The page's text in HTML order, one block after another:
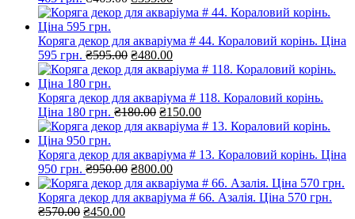
ціна:
ціна:
Коряга декор для акваріума # 44. Кораловий корінь. Ціна
595 грн. ₴595.00 Оригінальна
ціна:
₴480.00Поточна
ціна:
Коряга декор для акваріума # 118. Кораловий корінь.
Ціна 180 грн. ₴180.00 Оригінальна
ціна:
₴150.00Поточна
ціна:
Коряга декор для акваріума # 13. Кораловий корінь. Ціна
950 грн. ₴950.00 Оригінальна
ціна:
₴950.00.
₴800.00Поточна
ціна:
₴800.00.
Коряга декор для акваріума # 66. Азалія. Ціна 570 грн.
₴570.00 Оригінальна
₴450.00Поточна